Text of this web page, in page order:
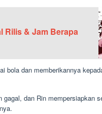
Rilis & Jam Berapa
bola dan memberikannya
dan Rin mempersiapkan